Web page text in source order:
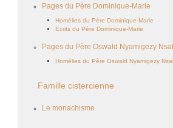
Pages du Père Dominique-Marie
Homélies du Père Dominique-Marie
Ecrits du Père Dominique-Marie
Pages du Père Oswald Nyamigezy
Homélies du Père Oswald Nyamigezy
Famille cistercienne
Le monachisme